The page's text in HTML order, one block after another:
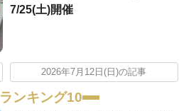
7/25(土)開催
2026年7月12日(日)の記事
ランキング10